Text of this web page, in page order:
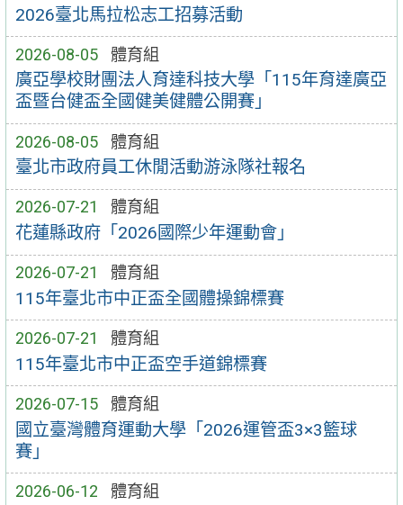
2026臺北馬拉松志工招募活動
2026-08-05 體育組
廣亞學校財團法人育達科技大學「115年育達廣亞
盃暨台健盃全國健美健體公開賽」
2026-08-05 體育組
臺北市政府員工休閒活動游泳隊社報名
2026-07-21 體育組
花蓮縣政府「2026國際少年運動會」
2026-07-21 體育組
115年臺北市中正盃全國體操錦標賽
2026-07-21 體育組
115年臺北市中正盃空手道錦標賽
2026-07-15 體育組
國立臺灣體育運動大學「2026運管盃3×3籃球
賽」
2026-06-12 體育組